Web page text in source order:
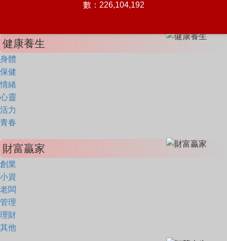
數：226,104,192
健康養生
身體
保健
情緒
心靈
活力
青春
財富贏家
創業
小資
老闆
管理
理財
其他